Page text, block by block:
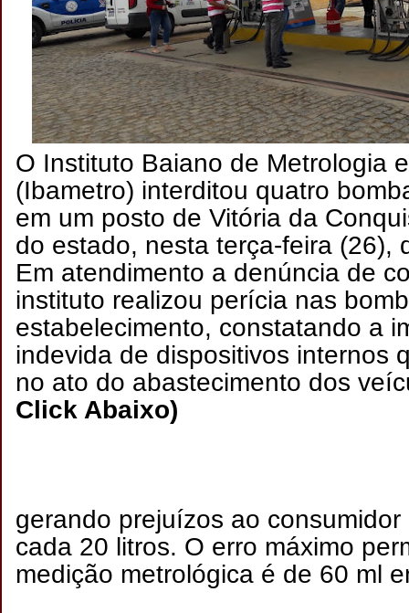
O Instituto Baiano de Metrologia
(Ibametro) interditou quatro
em um posto de Vitória da
do estado, nesta terça-feira (26),
Em atendimento a denúncia de
instituto realizou perícia nas
estabelecimento, constatando a
indevida de dispositivos internos
no ato do abastecimento dos
Click Abaixo)
gerando prejuízos ao
cada 20 litros. O erro máximo
medição metrológica é de 60 ml